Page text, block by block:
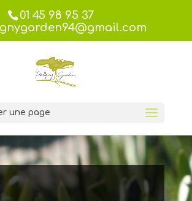
01 45 98 95 37
une page